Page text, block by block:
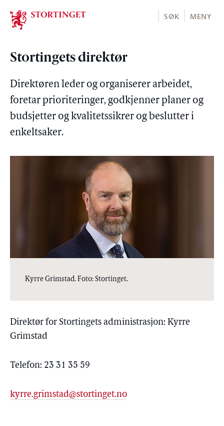
Stortinget.no
SØK MENY
Stortingets direktør
Direktøren leder og organiserer arbeidet,
foretar prioriteringer, godkjenner planer og
budsjetter og kvalitetssikrer og beslutter i
enkeltsaker.
Kyrre Grimstad. Foto: Stortinget.
Direktør for Stortingets administrasjon: Kyrre
Grimstad
Telefon: 23 31 35 59
kyrre.grimstad@stortinget.no